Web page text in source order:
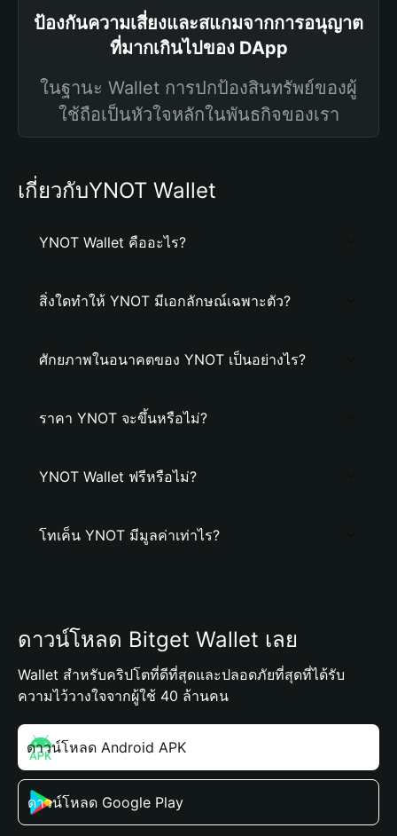
ป้องกันความเสี่ยงและสแกมจากการอนุญาต
ที่มากเกินไปของ DApp
ในฐานะ Wallet การปกป้องสินทรัพย์ของผู้
ใช้ถือเป็นหัวใจหลักในพันธกิจของเรา
เกี่ยวกับYNOT Wallet
YNOT Wallet คืออะไร?
สิ่งใดทำให้ YNOT มีเอกลักษณ์เฉพาะตัว?
ศักยภาพในอนาคตของ YNOT เป็นอย่างไร?
ราคา YNOT จะขึ้นหรือไม่?
YNOT Wallet ฟรีหรือไม่?
โทเค็น YNOT มีมูลค่าเท่าไร?
ดาวน์โหลด Bitget Wallet เลย
Wallet สำหรับคริปโตที่ดีที่สุดและปลอดภัยที่สุดที่ได้รับ
ความไว้วางใจจากผู้ใช้ 40 ล้านคน
ดาวน์โหลด Android APK
ดาวน์โหลด Google Play